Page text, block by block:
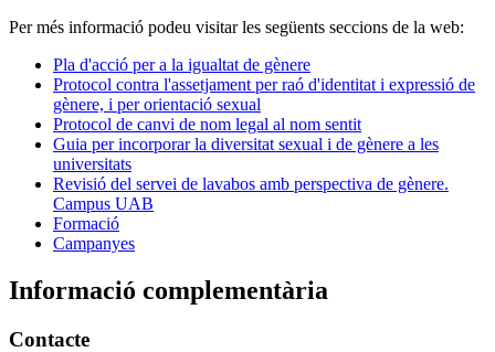
Per més informació podeu visitar les següents seccions de la web:
Pla d'acció per a la igualtat de gènere
Protocol contra l'assetjament per raó d'identitat i expressió de
gènere, i per orientació sexual
Protocol de canvi de nom legal al nom sentit
Guia per incorporar la diversitat sexual i de gènere a les
universitats
Revisió del servei de lavabos amb perspectiva de gènere.
Campus UAB
Formació
Campanyes
Informació complementària
Contacte